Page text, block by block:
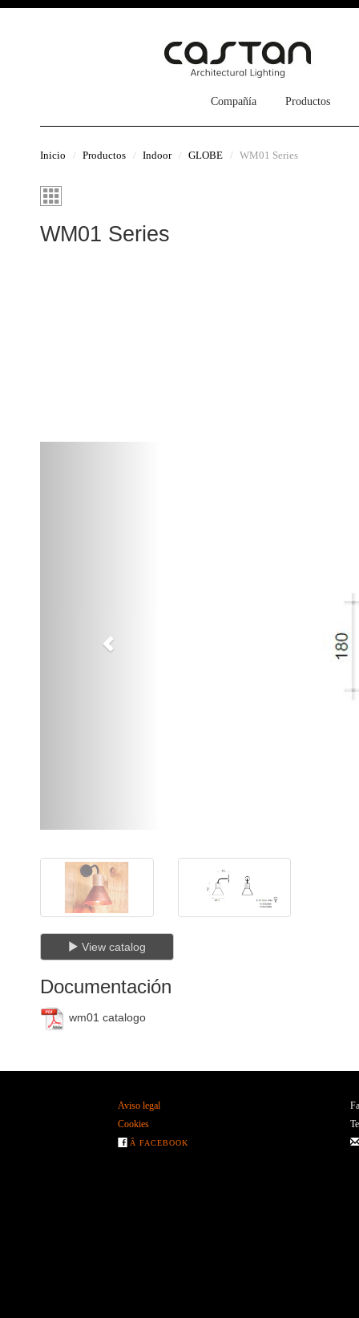
Compañía Productos
Inicio Productos Indoor GLOBE WM01 Series
WM01 Series
View catalog
Documentación
wm01 catalogo
Aviso legal
Cookies
Â FACEBOOK